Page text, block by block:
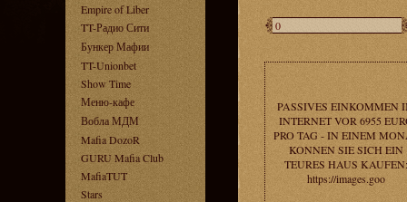
Empire of Liber
TT-Радио Сити
Бункер Мафии
TT-Unionbet
Show Time
Меню-кафе
Вобла МДМ
Mafia DozoR
GURU Mafia Club
MafiaTUT
Stars
PASSIVES EINKOMMEN
INTERNET VOR 6955
PRO TAG - IN EINEM
KONNEN SIE SICH EIN
TEURES HAUS KAUFEN:
https://images.goo